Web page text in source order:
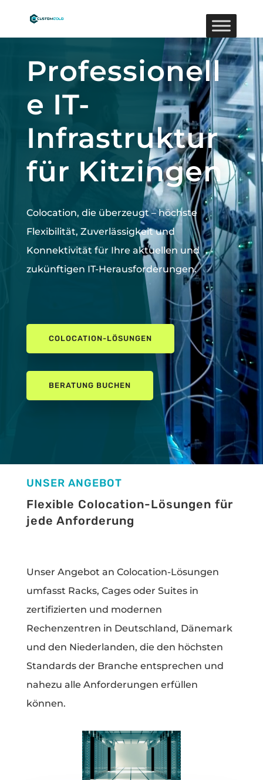
Professionell
e IT-
Infrastruktur
für Kitzingen
Colocation, die überzeugt –höchste
Flexibilität, Zuverlässigkeit und
Konnektivität für Ihre aktuellen und
zukünftigen IT-Herausforderungen.
COLOCATION-LÖSUNGEN
BERATUNG BUCHEN
UNSER ANGEBOT
Flexible Colocation-Lösungen für
jede Anforderung
Unser Angebot an Colocation-Lösungen
umfasst Racks, Cages oder Suites in
zertifizierten und modernen
Rechenzentren in Deutschland, Dänemark
und den Niederlanden, die den höchsten
Standards der Branche entsprechen und
nahezu alle Anforderungen erfüllen
können.